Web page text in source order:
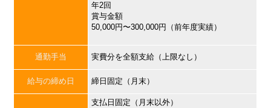
年2回
賞与金額
50,000円〜300,000円（前年度実績）
通勤手当 実費分を全額支給（上限なし）
給与の締め日 締日固定（月末）
支払日固定（月末以外）